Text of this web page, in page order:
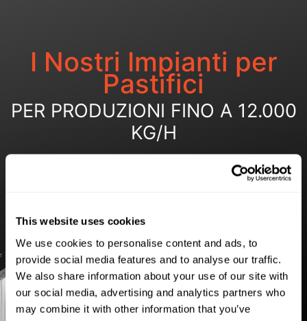
This website uses cookies
We use cookies to personalise content and ads, to
provide social media features and to analyse our traffic.
We also share information about your use of our site with
our social media, advertising and analytics partners who
may combine it with other information that you’ve
I Nostri Impianti per
Pastifici
PER PRODUZIONI FINO A 12.000
KG/H